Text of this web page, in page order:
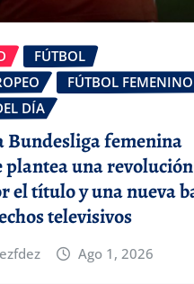
FÚTBOL
FÚTBOL FEMENINO
DÍA
Bundesliga femenina
plantea una
el título y una nueva
televisivos
Ago 1, 2026